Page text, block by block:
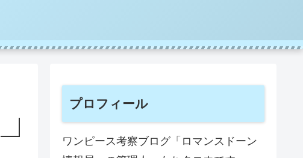
プロフィール
ワンピース考察ブログ「ロマンスドーン